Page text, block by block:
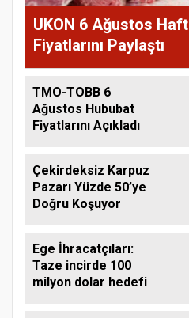
UKON 6 Ağustos
Fiyatlarını Paylaştı
TMO-TOBB 6
Ağustos Hububat
Fiyatlarını Açıkladı
Çekirdeksiz Karpuz
Pazarı Yüzde 50’ye
Doğru Koşuyor
Ege İhracatçıları:
Taze incirde 100
milyon dolar hedefi